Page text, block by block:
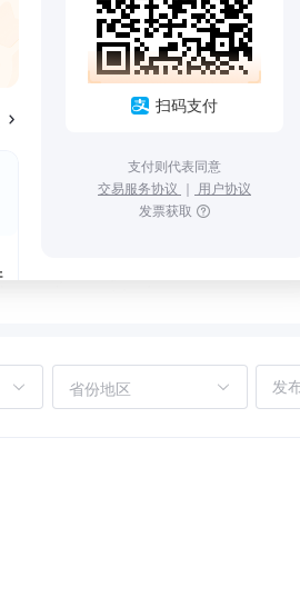
扫码支付
支付则代表同意
交易服务协议 ｜ 用户协议
发票获取
省份地区